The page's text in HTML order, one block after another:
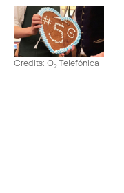
Credits: O2Telefónica